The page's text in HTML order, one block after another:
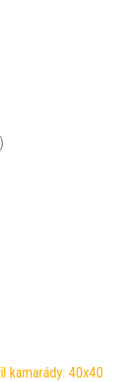
kamarády: 40x40